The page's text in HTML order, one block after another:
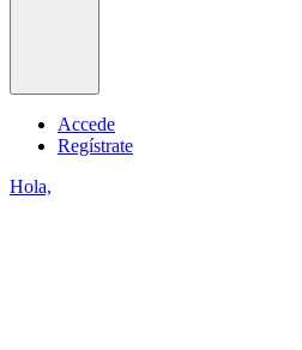
Accede
Regístrate
Hola,